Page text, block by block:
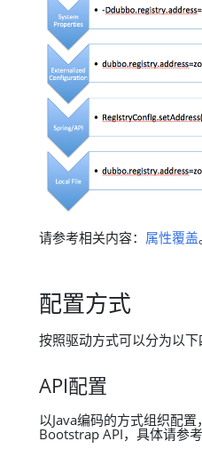
请参考相关内容： 属性覆盖。
配置方式
按照驱动方式可以分为以下
API配置
以Java编码的方式组织配置
Bootstrap API，具体请参考